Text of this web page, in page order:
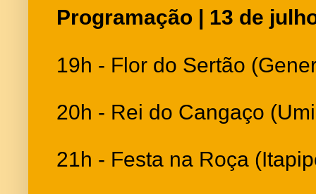
Programação | 13 de
19h - Flor do Sertão
20h - Rei do Cangaço
21h - Festa na Roça